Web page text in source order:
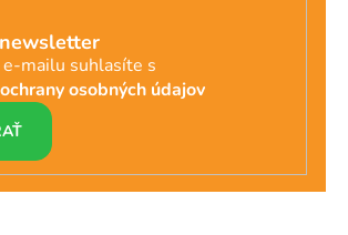
mailu suhlasíte s
osobných údajov
PRIHLÁSIŤ
SA